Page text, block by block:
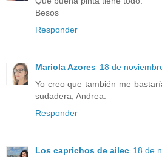
Besos
Responder
Mariola Azores 18 de
Yo creo que también me
sudadera, Andrea.
Responder
Los caprichos de ailec 18 de